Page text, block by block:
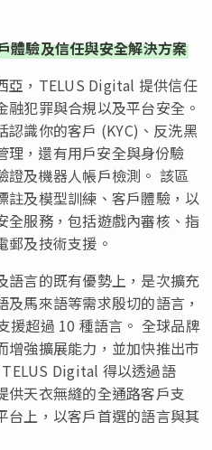
體驗及信任與安全解決方案
亞，TELUS Digital 提供信任
犯罪與合規以及平台安全。
識你的客戶 (KYC)、反洗黑
理，還有用戶安全與身份驗
證及機器人帳戶檢測。 該區
註及模型訓練、客戶體驗，以
全服務，包括遊戲內審核、指
郵及技術支援。
語言的既有優勢上，是次擴充
馬來語等需求殷切的語言，
援超過 10 種語言。 全球品牌
增強擴展能力，並加快推出市
Digital 得以透過語
供天衣無縫的全通路客戶支
台上，以客戶首選的語言與其